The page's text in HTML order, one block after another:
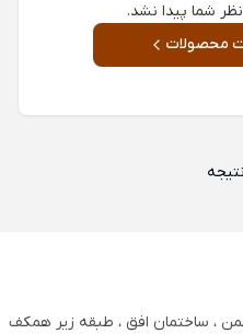
شما پیدا نشد.
محصولات
، ساختمان افق ، طبقه زیر همکف